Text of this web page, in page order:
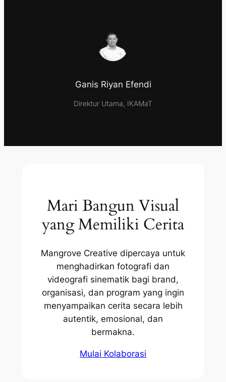
Ganis Riyan Efendi
Direktur Utama, IKAMaT
Mari Bangun Visual
yang Memiliki Cerita
Mangrove Creative dipercaya untuk
menghadirkan fotografi dan
videografi sinematik bagi brand,
organisasi, dan program yang ingin
menyampaikan cerita secara lebih
autentik, emosional, dan
bermakna.
Mulai Kolaborasi